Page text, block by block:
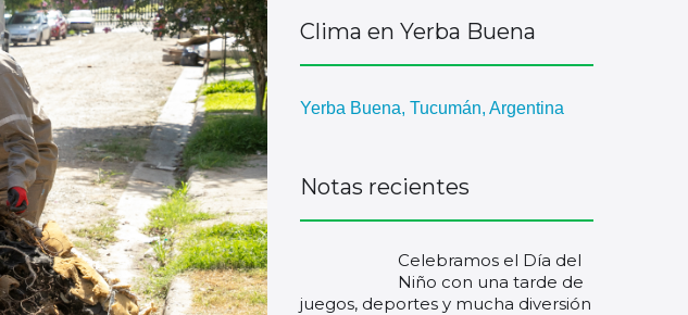
Clima en Yerba Buena
Yerba Buena, Tucumán, Argentina
Notas recientes
Celebramos el Día del
Niño con una tarde de
juegos, deportes y mucha diversión